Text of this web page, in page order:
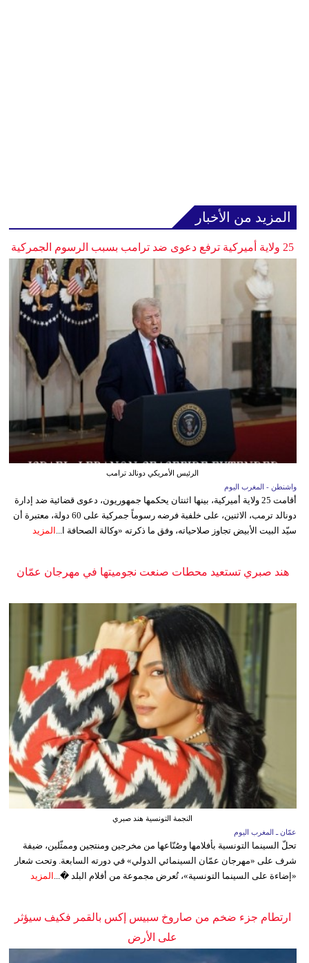
المزيد من الأخبار
25 ولاية أميركية ترفع دعوى ضد ترامب بسبب الرسوم الجمركية
الرئيس الأمريكي دونالد ترامب
واشنطن - المغرب اليوم
أقامت 25 ولاية أميركية، بينها اثنتان يحكمها جمهوريون، دعوى قضائية ضد إدارة
دونالد ترمب، الاثنين، على خلفية فرضه رسوماً جمركية على 60 دولة، معتبرة أن
سيّد البيت الأبيض تجاوز صلاحياته، وفق ما ذكرته «وكالة الصحافة ا... المزيد
هند صبري تستعيد محطات صنعت نجوميتها في مهرجان عمّان
النجمة التونسية هند صبري
عمّان ـ المغرب اليوم
تحلّ السينما التونسية بأفلامها وصُنّاعها من مخرجين ومنتجين وممثّلين، ضيفة
شرف على «مهرجان عمّان السينمائي الدولي» في دورته السابعة. وتحت شعار
«إضاءة على السينما التونسية»، تُعرض مجموعة من أفلام البلد �... المزيد
ارتطام جزء ضخم من صاروخ سبيس إكس بالقمر فكيف سيؤثر
على الأرض